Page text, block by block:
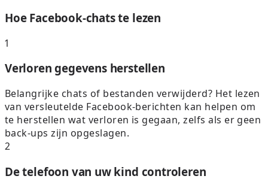
Hoe Facebook-chats te lezen
1
Verloren gegevens herstellen
Belangrijke chats of bestanden verwijderd? Het lezen
van versleutelde Facebook-berichten kan helpen om
te herstellen wat verloren is gegaan, zelfs als er geen
back-ups zijn opgeslagen.
2
De telefoon van uw kind controleren